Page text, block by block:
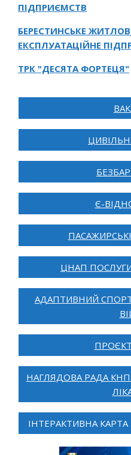
ПІДПРИЄМСТВ
БЕРЕСТИНСЬКЕ
ЕКСПЛУАТАЦІЙНЕ
ТРК "ДЕСЯТА ФОРТЕЦЯ"
Є-
ЦНАП
АДАПТИВНИЙ
НАГЛЯДОВА РАДА КНП
ІНТЕРАКТИВНА